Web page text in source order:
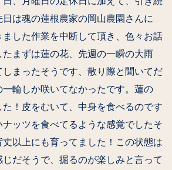
は魂の蓮根農家の岡山農園さんに
した作業を中断して頂き、色々お話
たまずは蓮の花、先週の一瞬の大雨
まったそうです、散り際と聞いてだ
輪しか咲いてなかったです。蓮の
！皮をむいて、中身を食べるのです
ッツを食べてるような感覚でしたそ
丈以上にも育ってました！この状態は
だそうで、掘るのが楽しみと言って